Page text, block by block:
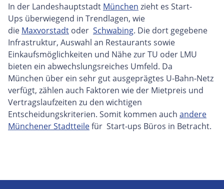
In der Landeshauptstadt München zieht es Start-
Ups überwiegend in Trendlagen, wie
die Maxvorstadt oder Schwabing. Die dort gegebene
Infrastruktur, Auswahl an Restaurants sowie
Einkaufsmöglichkeiten und Nähe zur TU oder LMU
bieten ein abwechslungsreiches Umfeld. Da
München über ein sehr gut ausgeprägtes U-Bahn-Netz
verfügt, zählen auch Faktoren wie der Mietpreis und
Vertragslaufzeiten zu den wichtigen
Entscheidungskriterien. Somit kommen auch andere
Münchener Stadtteilefür Start-ups Büros in Betracht.